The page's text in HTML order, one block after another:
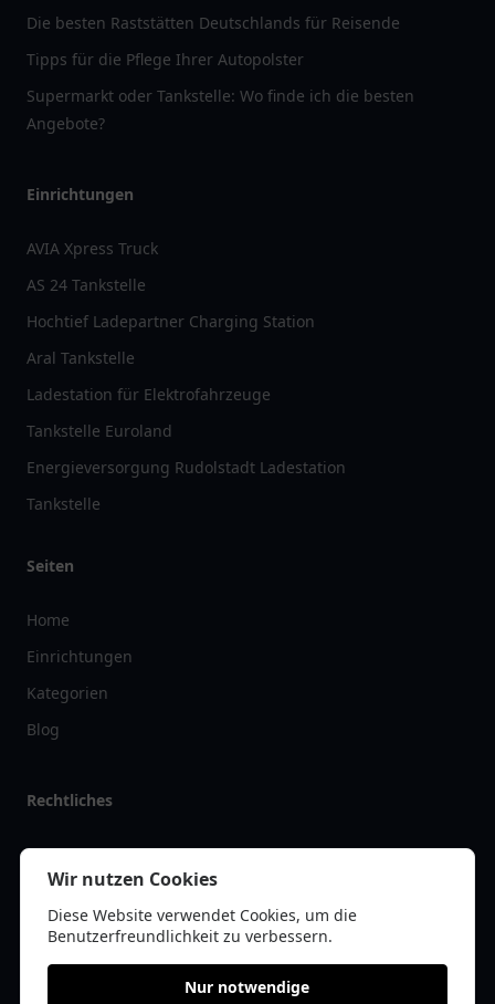
Die besten Raststätten Deutschlands für Reisende
Tipps für die Pflege Ihrer Autopolster
Supermarkt oder Tankstelle: Wo finde ich die besten
Angebote?
Einrichtungen
AVIA Xpress Truck
AS 24 Tankstelle
Hochtief Ladepartner Charging Station
Aral Tankstelle
Ladestation für Elektrofahrzeuge
Tankstelle Euroland
Energieversorgung Rudolstadt Ladestation
Tankstelle
Seiten
Home
Einrichtungen
Kategorien
Blog
Rechtliches
Impressum
Datenschutz
Kontakt
Wir nutzen Cookies
Diese Website verwendet Cookies, um die
Benutzerfreundlichkeit zu verbessern.
Nur notwendige